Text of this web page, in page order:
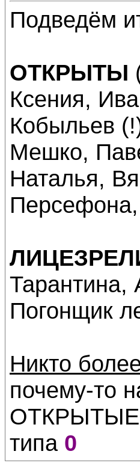
Подведём
ОТКРЫТЫ
Ксения,
Кобыльев
Мешко,
Наталья,
Тарантина,
Погонщик
Никто
почему-то
ОТКРЫТЫЕ.
типа 0